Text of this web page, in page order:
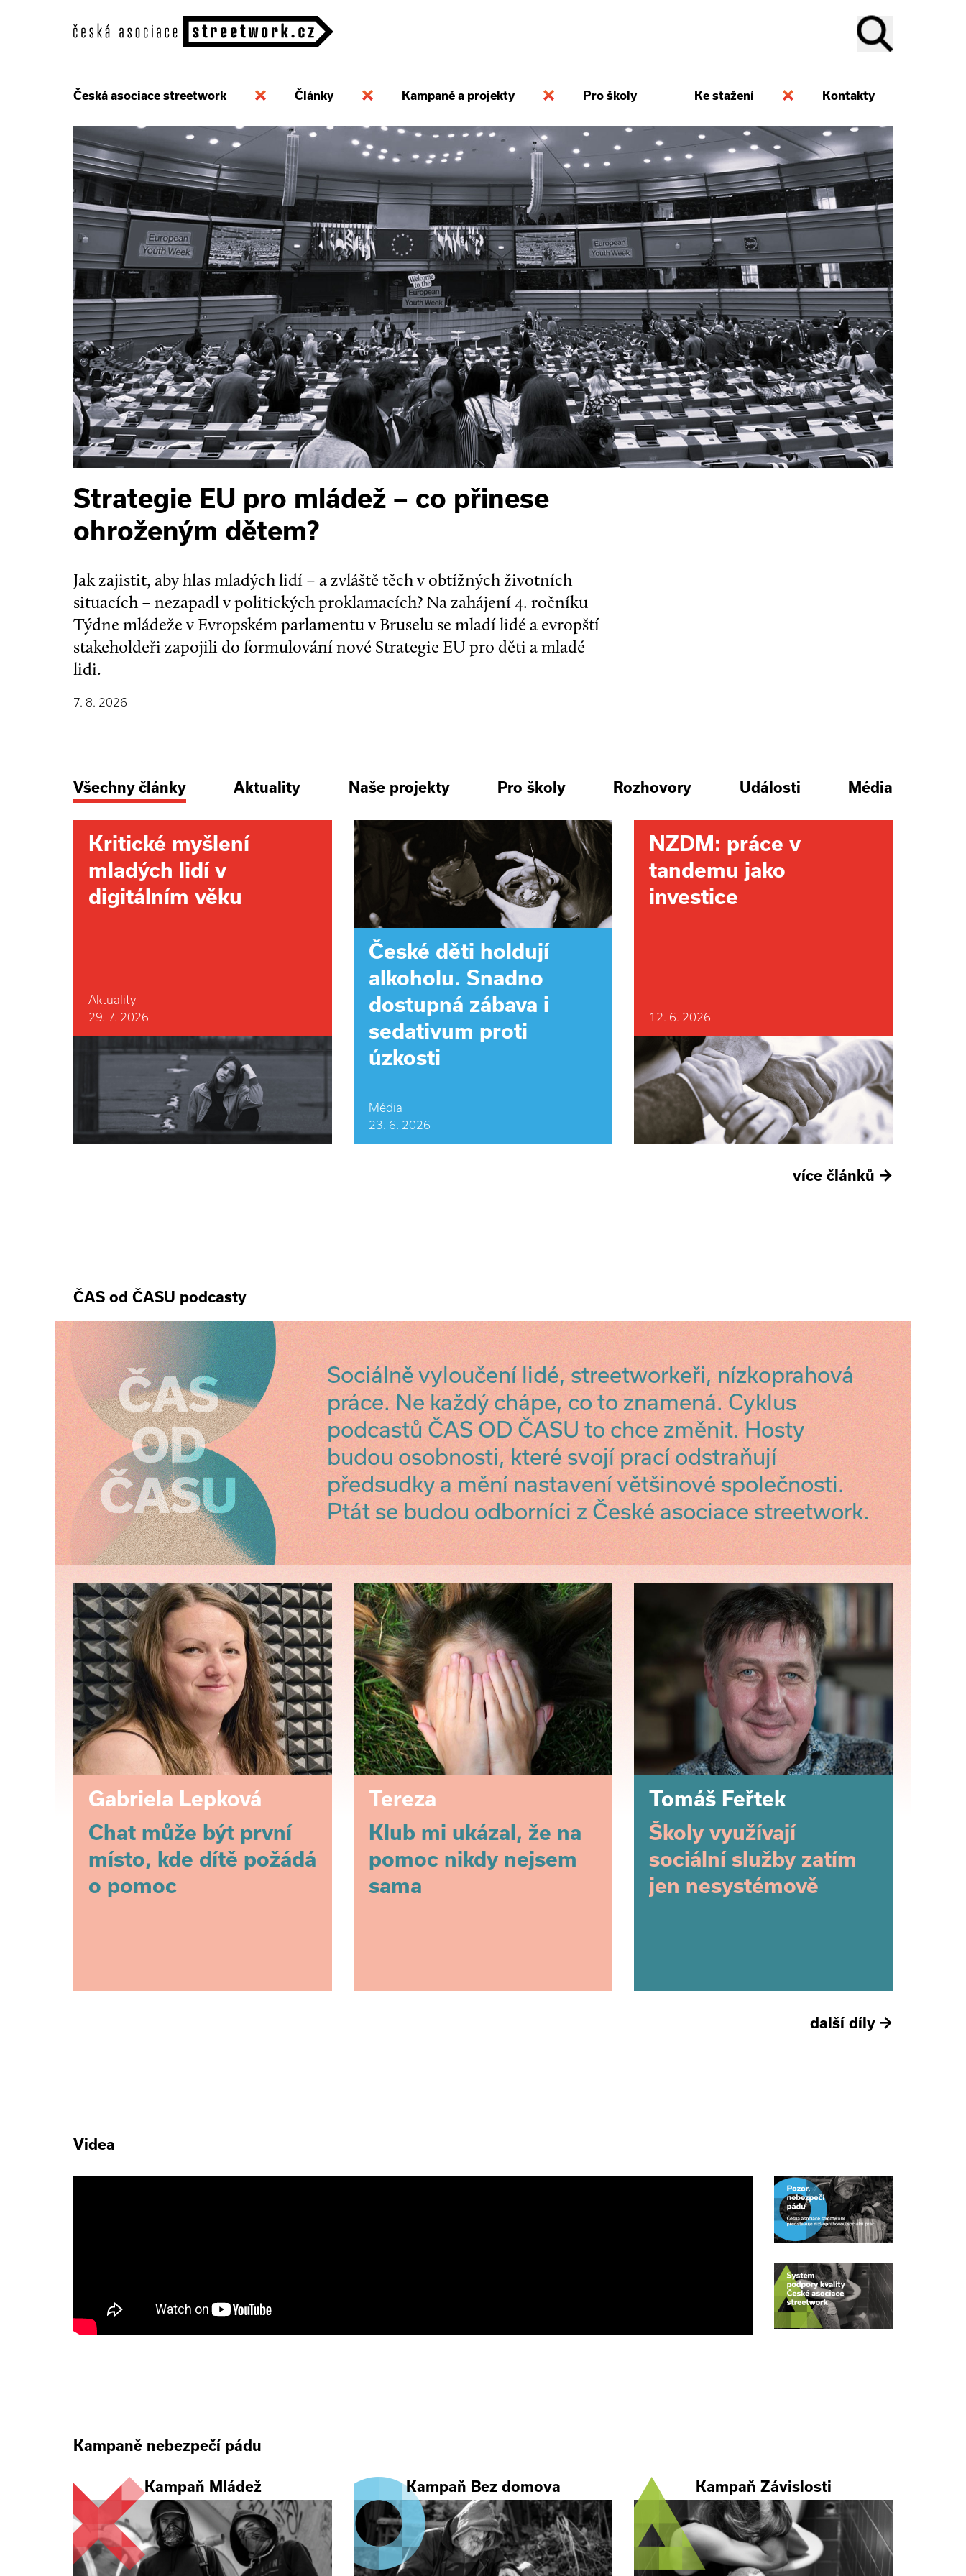
Česká asociace streetwork Články Kampaně a projekty Pro školy Ke stažení Kontakty
Strategie EU pro mládež – co přinese
ohroženým dětem?
Jak zajistit, aby hlas mladých lidí – a zvláště těch v obtížných životních
situacích – nezapadl v politických proklamacích? Na zahájení 4. ročníku
Týdne mládeže v Evropském parlamentu v Bruselu se mladí lidé a evropští
stakeholdeři zapojili do formulování nové Strategie EU pro děti a mladé
lidi.
7. 8. 2026
Všechny články Aktuality Naše projekty Pro školy Rozhovory Události Média
Kritické myšlení
mladých lidí v
digitálním věku
Aktuality
29. 7. 2026
České děti holdují
alkoholu. Snadno
dostupná zábava i
sedativum proti
úzkosti
Média
23. 6. 2026
NZDM: práce v
tandemu jako
investice
12. 6. 2026
více článků →
ČAS od ČASU podcasty
Sociálně vyloučení lidé, streetworkeři, nízkoprahová
práce. Ne každý chápe, co to znamená. Cyklus
podcastů ČAS OD ČASU to chce změnit. Hosty
budou osobnosti, které svojí prací odstraňují
předsudky a mění nastavení většinové společnosti.
Ptát se budou odborníci z České asociace streetwork.
Gabriela Lepková
Chat může být první
místo, kde dítě požádá
o pomoc
Tereza
Klub mi ukázal, že na
pomoc nikdy nejsem
sama
Tomáš Feřtek
Školy využívají
sociální služby zatím
jen nesystémově
další díly →
Videa
Kampaně nebezpečí pádu
Kampaň Mládež Kampaň Bez domova Kampaň Závislosti